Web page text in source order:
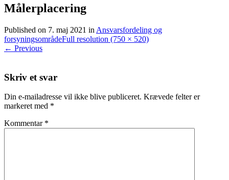
Målerplacering
Published on 7. maj 2021 in Ansvarsfordeling og
forsyningsområdeFull resolution (750 × 520)
← Previous
Skriv et svar
Din e-mailadresse vil ikke blive publiceret. Krævede felter er
markeret med *
Kommentar *